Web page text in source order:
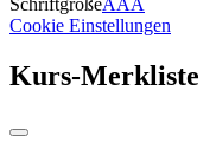
SchriftgrößeAAA
Cookie Einstellungen
Kurs-Merkliste